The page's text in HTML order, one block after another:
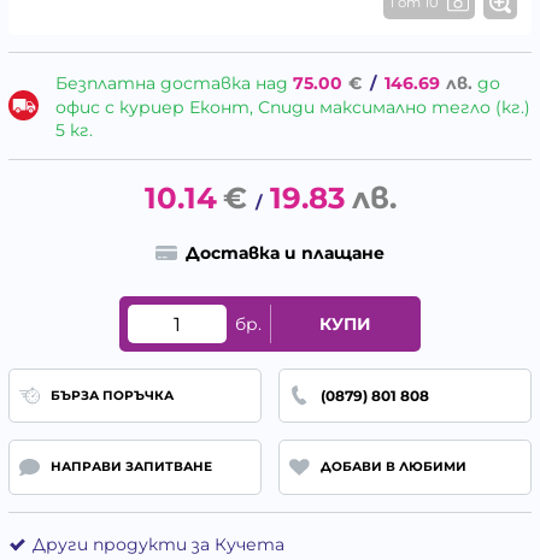
Безплатна доставка над 75.00 € / 146.69 лв. до
офис с куриер Еконт, Спиди максимално тегло (кг.)
5 кг.
10.14€ / 19.83 лв.
Доставка и плащане
бр. КУПИ
БЪРЗА ПОРЪЧКА (0879) 801 808
НАПРАВИ ЗАПИТВАНЕ ДОБАВИ В ЛЮБИМИ
Други продукти за Кучета